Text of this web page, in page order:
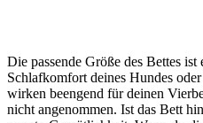
Die passende Größe des Bettes ist
Schlafkomfort deines Hundes
wirken beengend für deinen
nicht angenommen. Ist das Bett